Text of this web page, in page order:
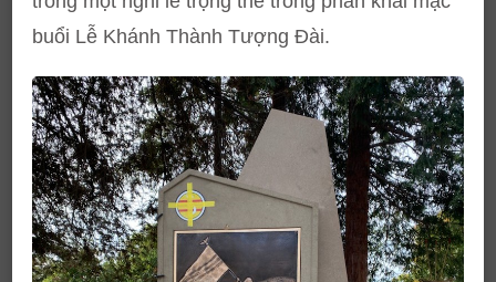
buổi Lễ Khánh Thành Tượng Đài.